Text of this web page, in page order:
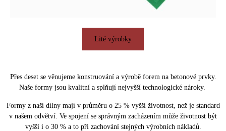
Lité výrobky
Přes deset se věnujeme konstruování a výrobě forem na betonové prvky.
Naše formy jsou kvalitní a splňují nejvyšší technologické nároky.
Formy z naší dílny mají v průměru o 25 % vyšší životnost, než je standard
v našem odvětví. Ve spojení se správným zacházením může životnost být
vyšší i o 30 % a to při zachování stejných výrobních nákladů.